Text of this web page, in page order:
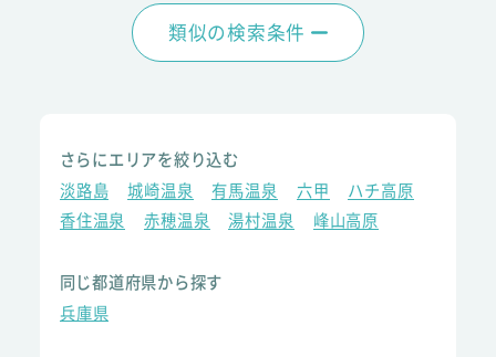
類似の検索条件
さらにエリアを絞り込む
淡路島
城崎温泉 有馬温泉 六甲
ハチ高原
香住温泉
赤穂温泉 湯村温泉 峰山高原
同じ都道府県から探す
兵庫県